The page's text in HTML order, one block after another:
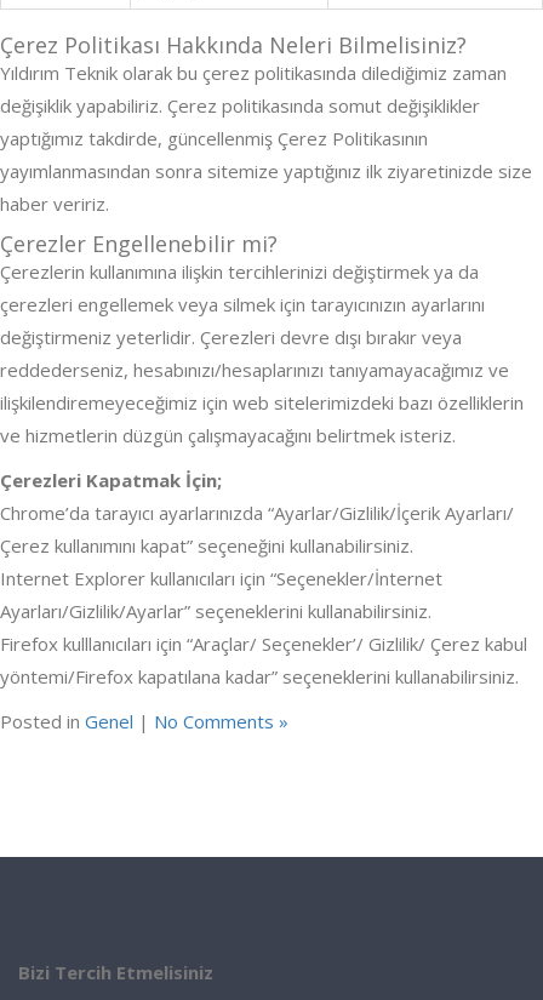
Çerez Politikası Hakkında Neleri Bilmelisiniz?
Yıldırım Teknik olarak bu çerez politikasında dilediğimiz zaman
değişiklik yapabiliriz. Çerez politikasında somut değişiklikler
yaptığımız takdirde, güncellenmiş Çerez Politikasının
yayımlanmasından sonra sitemize yaptığınız ilk ziyaretinizde size
haber veririz.
Çerezler Engellenebilir mi?
Çerezlerin kullanımına ilişkin tercihlerinizi değiştirmek ya da
çerezleri engellemek veya silmek için tarayıcınızın ayarlarını
değiştirmeniz yeterlidir. Çerezleri devre dışı bırakır veya
reddederseniz, hesabınızı/hesaplarınızı tanıyamayacağımız ve
ilişkilendiremeyeceğimiz için web sitelerimizdeki bazı özelliklerin
ve hizmetlerin düzgün çalışmayacağını belirtmek isteriz.
Çerezleri Kapatmak İçin;
Chrome’da tarayıcı ayarlarınızda “Ayarlar/Gizlilik/İçerik Ayarları/
Çerez kullanımını kapat” seçeneğini kullanabilirsiniz.
Internet Explorer kullanıcıları için “Seçenekler/İnternet
Ayarları/Gizlilik/Ayarlar” seçeneklerini kullanabilirsiniz.
Firefox kulllanıcıları için “Araçlar/ Seçenekler’/ Gizlilik/ Çerez kabul
yöntemi/Firefox kapatılana kadar” seçeneklerini kullanabilirsiniz.
Posted in Genel | No Comments »
Bizi Tercih Etmelisiniz